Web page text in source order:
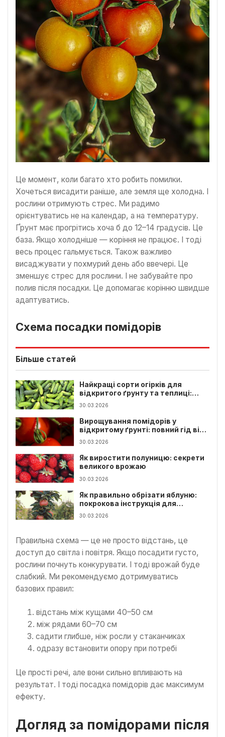
Це момент, коли багато хто робить помилки.
Хочеться висадити раніше, але земля ще холодна. І
рослини отримують стрес. Ми радимо
орієнтуватись не на календар, а на температуру.
Ґрунт має прогрітись хоча б до 12–14 градусів. Це
база. Якщо холодніше — коріння не працює. І тоді
весь процес гальмується. Також важливо
висаджувати у похмурий день або ввечері. Це
зменшує стрес для рослини. І не забувайте про
полив після посадки. Це допомагає корінню швидше
адаптуватись.
Схема посадки помідорів
Більше статей
Найкращі сорти огірків для
відкритого ґрунту та теплиці:
повний гід
30.03.2026
Вирощування помідорів у
відкритому ґрунті: повний гід від
розсади до врожаю
30.03.2026
Як виростити полуницю: секрети
великого врожаю
30.03.2026
Як правильно обрізати яблуню:
покрокова інструкція для
початківців
30.03.2026
Правильна схема — це не просто відстань, це
доступ до світла і повітря. Якщо посадити густо,
рослини почнуть конкурувати. І тоді врожай буде
слабкий. Ми рекомендуємо дотримуватись
базових правил:
відстань між кущами 40–50 см
між рядами 60–70 см
садити глибше, ніж росли у стаканчиках
одразу встановити опору при потребі
Це прості речі, але вони сильно впливають на
результат. І тоді посадка помідорів дає максимум
ефекту.
Догляд за помідорами після